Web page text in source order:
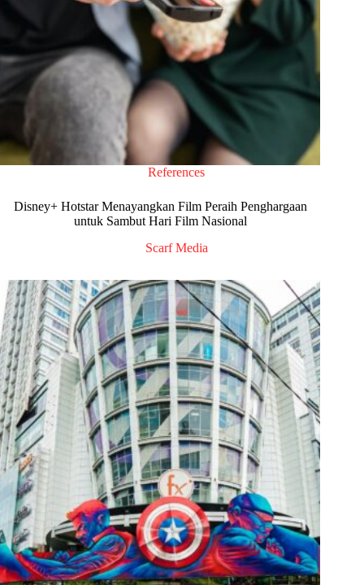
References
Disney+ Hotstar Menayangkan Film Peraih Penghargaan
untuk Sambut Hari Film Nasional
Scarf Media